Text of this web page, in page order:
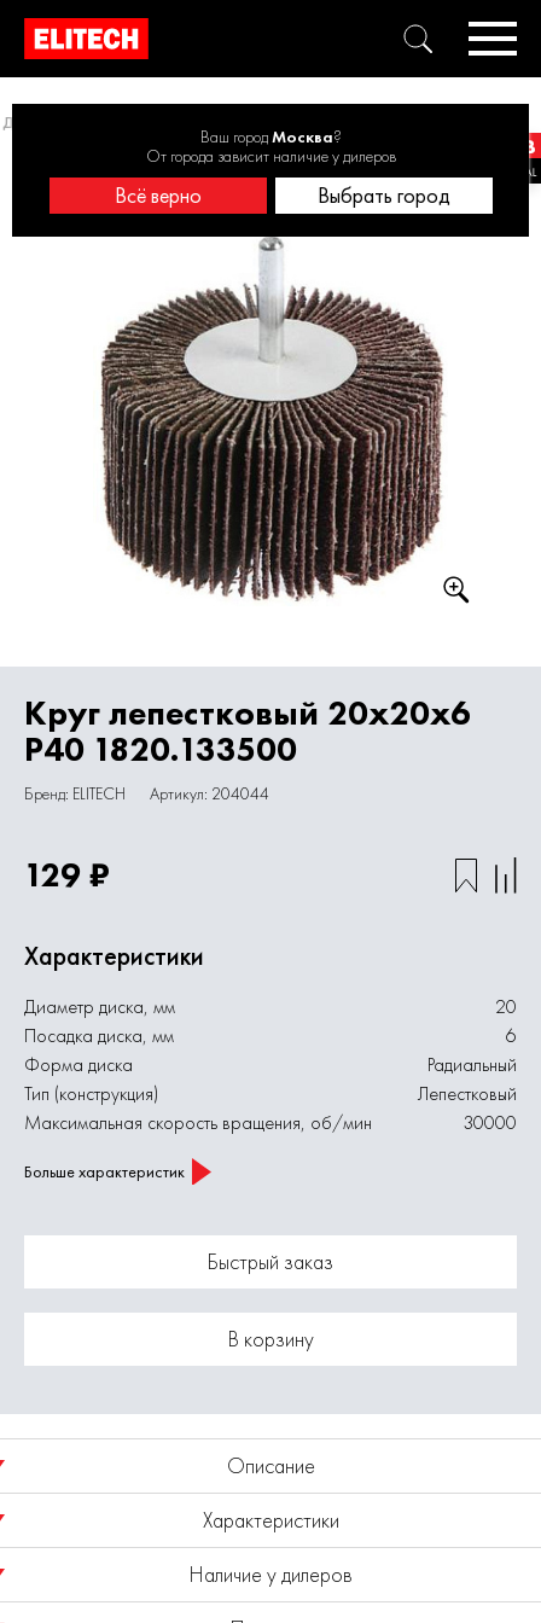
Ваш городМосква?
От города зависит наличие у дилеров
Всё верно Выбрать город
Диски лепестковые
Круг лепестковый 20х20х6
P40 1820.133500
Бренд: ELITECH Артикул: 204044
129 ₽
Характеристики
Диаметр диска, мм
20
Посадка диска, мм
6
Форма диска
Радиальный
Тип (конструкция)
Лепестковый
Максимальная скорость вращения, об/мин
30000
Больше характеристик
Быстрый заказ
В корзину
Описание
Круг лепестковый радиальный предназначен для шлифования
поверхности изделий из металла, дерева и пластика, снятия с
них краски, лаков, ржавчины, окалины и заусенцев с помощью
Характеристики
Диаметр диска, мм
20
Наличие у дилеров